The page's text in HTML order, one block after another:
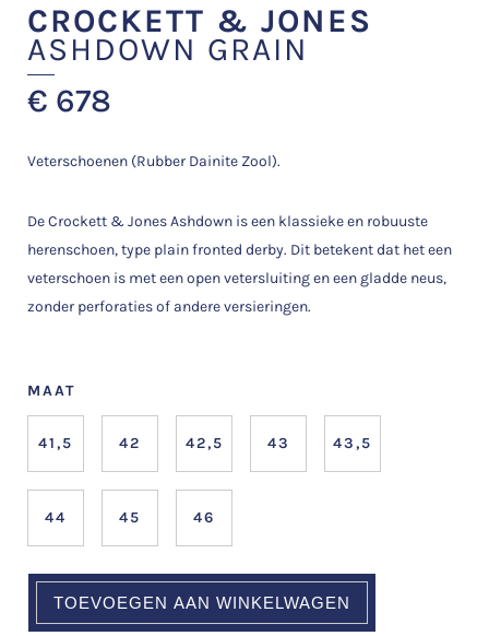
CROCKETT & JONES
ASHDOWN GRAIN
€ 678
Veterschoenen (Rubber Dainite Zool).
De Crockett & Jones Ashdown is een klassieke en robuuste
herenschoen, type plain fronted derby. Dit betekent dat het een
veterschoen is met een open vetersluiting en een gladde neus,
zonder perforaties of andere versieringen.
MAAT
41,5 42 42,5 43 43,5
44 45 46
TOEVOEGEN AAN WINKELWAGEN